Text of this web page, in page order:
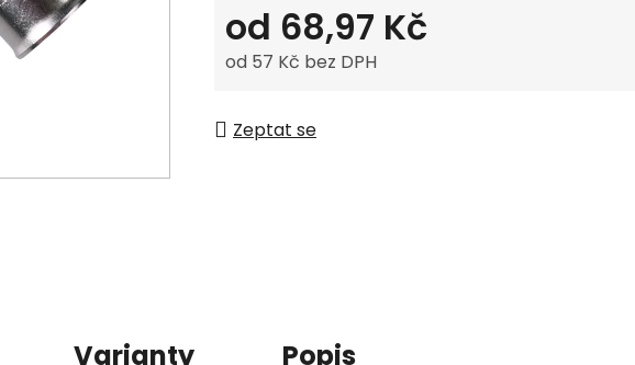
od 68,97 Kč
od 57 Kč bez DPH
Zeptat se
Varianty Popis